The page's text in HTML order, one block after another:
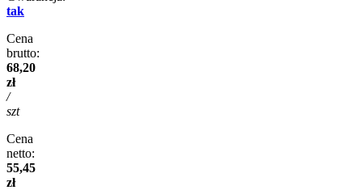
tak
Cena
brutto:
68,20
zł
/
szt
Cena
netto:
55,45
zł